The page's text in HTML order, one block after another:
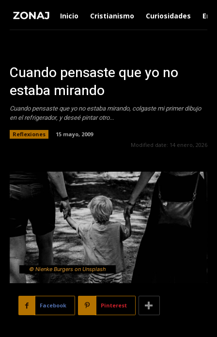
Inicio Cristianismo Curiosidades
Cuando pensaste que yo no
estaba mirando
Cuando pensaste que yo no estaba mirando, colgaste mi primer dibujo
en el refrigerador, y deseé pintar otro...
Reflexiones
15 mayo, 2009
Modified date: 14 enero, 2026
© Nienke Burgers on Unsplash
Facebook Pinterest